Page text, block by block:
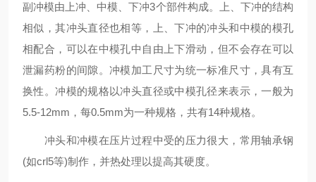
副冲模由上冲、中模、下冲3个部件构成。上、下冲的结构
相似，其冲头直径也相等，上、下冲的冲头和中模的模孔
相配合，可以在中模孔中自由上下滑动，但不会存在可以
泄漏药粉的间隙。冲模加工尺寸为统一标准尺寸，具有互
换性。冲模的规格以冲头直径或中模孔径来表示，一般为
5.5-12mm，每0.5mm为一种规格，共有14种规格。
冲头和冲模在压片过程中受的压力很大，常用轴承钢
(如crl5等)制作，并热处理以提高其硬度。